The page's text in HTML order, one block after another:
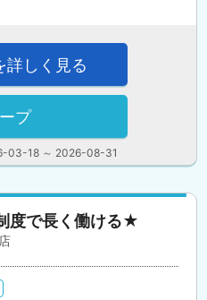
03-18 ～ 2026-08-31
詳しく見る
プ
度で長く働ける★